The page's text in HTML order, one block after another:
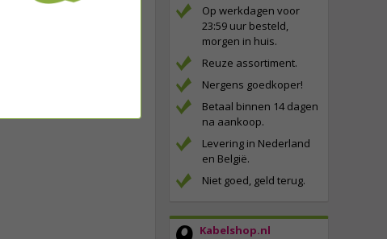
Op werkdagen voor
23:59 uur besteld,
morgen in huis.
Reuze assortiment.
Nergens goedkoper!
Betaal binnen 14 dagen
na aankoop.
Levering in Nederland
en België.
Niet goed, geld terug.
Kabelshop.nl